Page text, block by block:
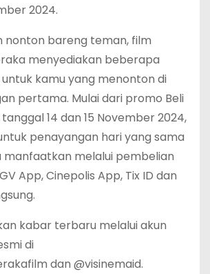
2024.
nonton bareng teman, film
menyediakan beberapa
kamu yang menonton di
pertama. Mulai dari promo Beli
tanggal 14 dan 15 November 2024,
penayangan hari yang sama
manfaatkan melalui pembelian
App, Cinepolis App, Tix ID dan
kabar terbaru melalui akun
di
dan @visinemaid.